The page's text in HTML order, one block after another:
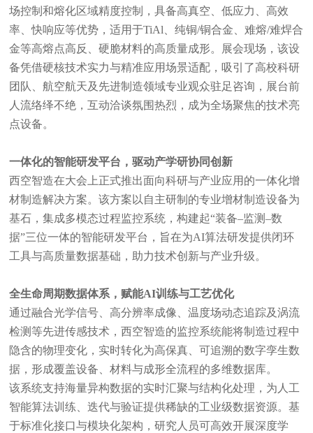
场控制和熔化区域精度控制，具备高真空、低应力、高效
率、快响应等优势，适用于TiAl、纯铜/铜合金、难熔/难焊合
金等高熔点高反、硬脆材料的高质量成形。展会现场，该设
备凭借硬核技术实力与精准应用场景适配，吸引了高校科研
团队、航空航天及先进制造领域专业观众驻足咨询，展台前
人流络绎不绝，互动洽谈氛围热烈，成为全场聚焦的技术亮
点设备。
一体化的智能研发平台，驱动产学研协同创新
西空智造在大会上正式推出面向科研与产业应用的一体化增
材制造解决方案。该方案以自主研制的专业增材制造设备为
基石，集成多模态过程监控系统，构建起“装备–监测–数
据”三位一体的智能研发平台，旨在为AI算法研发提供闭环
工具与高质量数据基础，助力技术创新与产业升级。
全生命周期数据体系，赋能AI训练与工艺优化
通过融合光学信号、高分辨率成像、温度场动态追踪及涡流
检测等先进传感技术，西空智造的监控系统能将制造过程中
隐含的物理变化，实时转化为高保真、可追溯的数字孪生数
据，形成覆盖设备、材料与成形全流程的多维数据库。
该系统支持海量异构数据的实时汇聚与结构化处理，为人工
智能算法训练、迭代与验证提供稀缺的工业级数据资源。基
于标准化接口与模块化架构，研究人员可高效开展深度学